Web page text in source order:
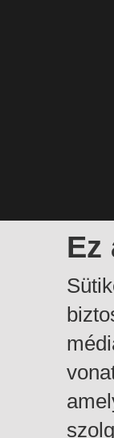
Ez